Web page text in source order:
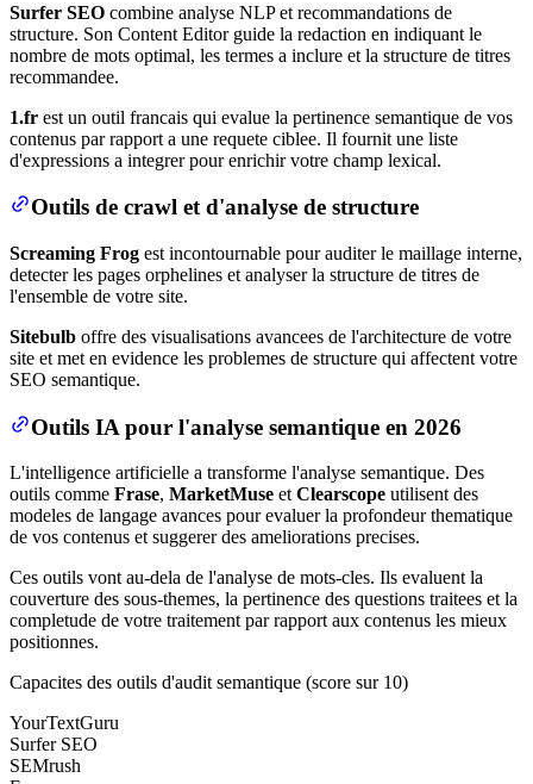
Surfer SEO combine analyse NLP et recommandations de
structure. Son Content Editor guide la redaction en indiquant le
nombre de mots optimal, les termes a inclure et la structure de titres
recommandee.
1.fr est un outil francais qui evalue la pertinence semantique de vos
contenus par rapport a une requete ciblee. Il fournit une liste
d'expressions a integrer pour enrichir votre champ lexical.
Outils de crawl et d'analyse de structure
Screaming Frog est incontournable pour auditer le maillage interne,
detecter les pages orphelines et analyser la structure de titres de
l'ensemble de votre site.
Sitebulb offre des visualisations avancees de l'architecture de votre
site et met en evidence les problemes de structure qui affectent votre
SEO semantique.
Outils IA pour l'analyse semantique en 2026
L'intelligence artificielle a transforme l'analyse semantique. Des
outils comme Frase, MarketMuse et Clearscope utilisent des
modeles de langage avances pour evaluer la profondeur thematique
de vos contenus et suggerer des ameliorations precises.
Ces outils vont au-dela de l'analyse de mots-cles. Ils evaluent la
couverture des sous-themes, la pertinence des questions traitees et la
completude de votre traitement par rapport aux contenus les mieux
positionnes.
Capacites des outils d'audit semantique (score sur 10)
YourTextGuru
Surfer SEO
SEMrush